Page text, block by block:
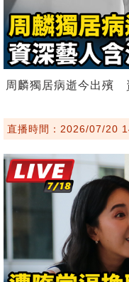
周麟獨居病逝今出殯
直播時間：2026/07/20